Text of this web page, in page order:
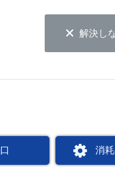
解決し
消